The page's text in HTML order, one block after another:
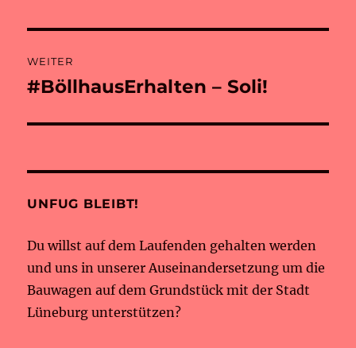
WEITER
Nächster
#BöllhausErhalten – Soli!
UNFUG BLEIBT!
Du willst auf dem Laufenden gehalten werden
und uns in unserer Auseinandersetzung um die
Bauwagen auf dem Grundstück mit der Stadt
Lüneburg unterstützen?